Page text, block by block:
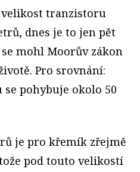
tranzistoru
dnes je to jen pět
mohl Moorův zákon
Pro srovnání:
pohybuje okolo 50
je pro křemík zřejmě
pod touto velikostí